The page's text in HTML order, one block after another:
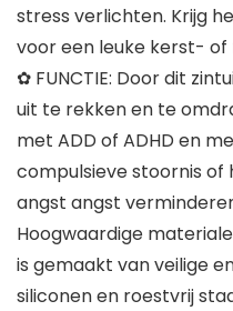
stress verlichten. Krijg
voor een leuke kerst-
✿ FUNCTIE: Door dit
uit te rekken en te
met ADD of ADHD en
compulsieve stoornis of
angst angst
Hoogwaardige
is gemaakt van veilige
siliconen en roestvrij